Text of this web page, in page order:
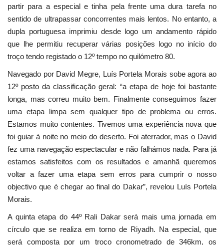
Ambiente
partir para a especial e tinha pela frente uma dura tarefa no
sentido de ultrapassar concorrentes mais lentos. No entanto, a
dupla portuguesa imprimiu desde logo um andamento rápido
que lhe permitiu recuperar várias posições logo no início do
troço tendo registado o 12º tempo no quilómetro 80.
Navegado por David Megre, Luís Portela Morais sobe agora ao
12º posto da classificação geral: “a etapa de hoje foi bastante
longa, mas correu muito bem. Finalmente conseguimos fazer
uma etapa limpa sem qualquer tipo de problema ou erros.
Estamos muito contentes. Tivemos uma experiência nova que
foi guiar à noite no meio do deserto. Foi aterrador, mas o David
fez uma navegação espectacular e não falhámos nada. Para já
estamos satisfeitos com os resultados e amanhã queremos
voltar a fazer uma etapa sem erros para cumprir o nosso
objectivo que é chegar ao final do Dakar”, revelou Luís Portela
Morais.
A quinta etapa do 44º Rali Dakar será mais uma jornada em
círculo que se realiza em torno de Riyadh. Na especial, que
será composta por um troço cronometrado de 346km, os